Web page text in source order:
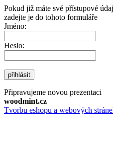
Pokud již máte své přístupové
zadejte je do tohoto formuláře
Jméno:
Heslo:
přihlásit
Připravujeme novou prezentaci
woodmint.cz
Tvorbu eshopu a webových